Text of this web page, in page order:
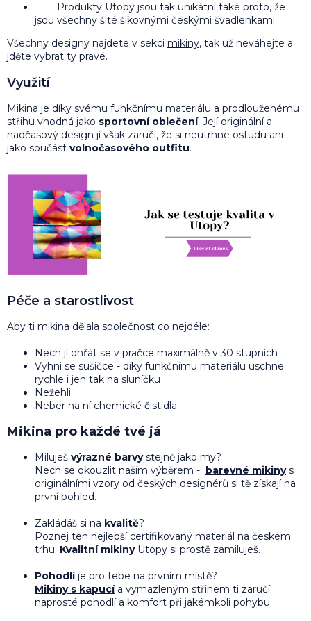
Produkty Utopy jsou tak unikátní také proto, že
jsou všechny šité šikovnými českými švadlenkami.
Všechny designy najdete v sekci mikiny, tak už neváhejte a
jděte vybrat ty pravé.
Využití
Mikina je díky svému funkčnímu materiálu a prodlouženému
střihu vhodná jako sportovní oblečení. Její originální a
nadčasový design jí však zaručí, že si neutrhne ostudu ani
jako součást volnočasového outfitu.
Péče a starostlivost
Aby ti mikina dělala společnost co nejdéle:
Nech jí ohřát se v pračce maximálně v 30 stupních
Vyhni se sušičce - díky funkčnímu materiálu uschne
rychle i jen tak na sluníčku
Nežehli
Neber na ní chemické čistidla
Mikina pro každé tvé já
Miluješ výrazné barvystejně jako my?
Nech se okouzlit naším výběrem - barevné mikinys
originálními vzory od českých designérů si tě získají na
první pohled.
Zakládáš si na kvalitě?
Poznej ten nejlepší certifikovaný materiál na českém
trhu. Kvalitní mikiny Utopy si prostě zamiluješ.
Pohodlíje pro tebe na prvním místě?
Mikiny s kapucía vymazleným střihem ti zaručí
naprosté pohodlí a komfort při jakémkoli pohybu.